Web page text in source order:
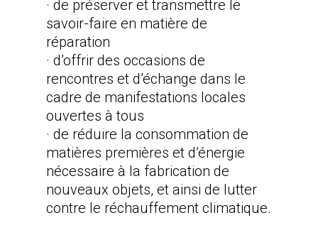
· de préserver et transmettre le
savoir-faire en matière de
réparation
· d’offrir des occasions de
rencontres et d’échange dans le
cadre de manifestations locales
ouvertes à tous
· de réduire la consommation de
matières premières et d’énergie
nécessaire à la fabrication de
nouveaux objets, et ainsi de lutter
contre le réchauffement climatique.